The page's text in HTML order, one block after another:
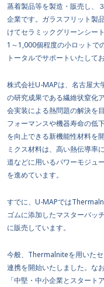
蒸着製品等を製造・販売し、
企業です。ガラスフリット製
けてセラミックグリーンシー
1～1,000個程度の小ロットで
トータルでサポートいたして
株式会社U-MAPは、名古屋大
の研究成果である繊維状窒化
会実装による熱問題の解決を
フォーマンスや機器寿命の低
を向上できる新機能性材料を
ミクス材料は、高い熱伝導率
道などに用いるパワーモジュ
を進めています。
すでに、U-MAPでは
ゴムに添加したマスターバッ
に販売しています。
今般、Thermalniteを用いた
連携を開始いたしました。な
「中堅・中小企業とスター